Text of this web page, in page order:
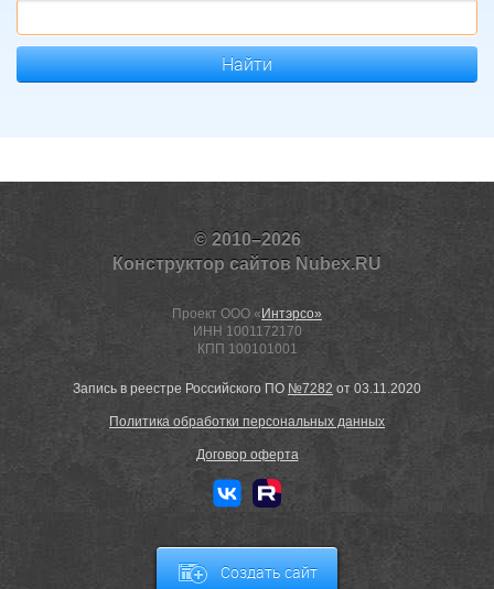
Найти
© 2010–2026
Конструктор сайтов Nubex.RU
Проект ООО « Интэрсо»
ИНН 1001172170
КПП 100101001
Запись в реестре Российского ПО №7282 от 03.11.2020
Политика обработки персональных данных
Договор оферта
Создать сайт